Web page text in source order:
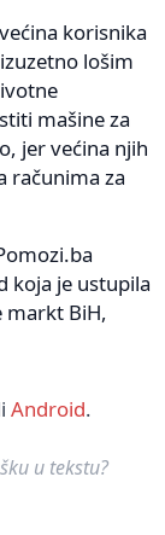
korisnika
lošim
mašine za
jer većina njih
računima za
koja je ustupila
BiH,
Android.
u tekstu?